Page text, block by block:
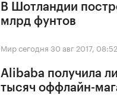
В Шотландии
млрд фунтов
Мир сегодня 30 авг 2017, 08:52
Alibaba получила
тысяч оффлайн-